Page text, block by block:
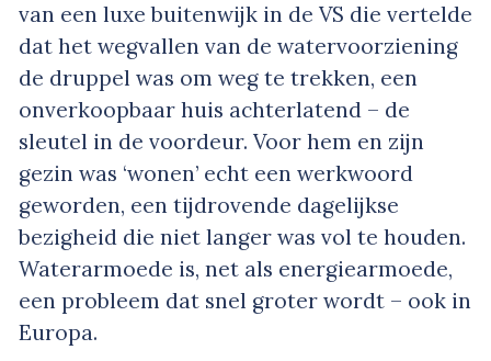
van een luxe buitenwijk in de VS die vertelde
dat het wegvallen van de watervoorziening
de druppel was om weg te trekken, een
onverkoopbaar huis achterlatend – de
sleutel in de voordeur. Voor hem en zijn
gezin was ‘wonen’ echt een werkwoord
geworden, een tijdrovende dagelijkse
bezigheid die niet langer was vol te houden.
Waterarmoede is, net als energiearmoede,
een probleem dat snel groter wordt – ook in
Europa.